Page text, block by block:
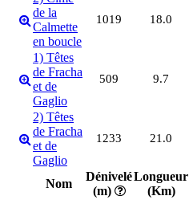
de la
Calmette
en boucle
1019 18.0
1) Têtes
de Fracha
et de
Gaglio
509 9.7
2) Têtes
de Fracha
et de
Gaglio
1233 21.0
Nom
Dénivelé
(m)
Longueur
(Km)